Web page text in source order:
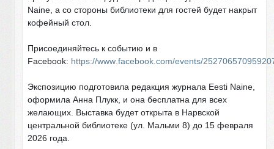
Naine , а со стороны библиотеки для гостей будет накрыт
кофейный стол.
Присоединяйтесь к событию и в
Facebook: https://www .facebook .com/events/
Экспозицию подготовила редакция журнала Eesti Naine
оформила Анна Плукк, и она бесплатна для всех
желающих. Выставка будет открыта в Нарвской
центральной библиотеке (ул. Мальми 8) до 15 февраля
2026 года.